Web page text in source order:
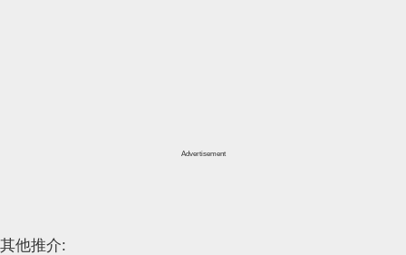
Advertisement
其他推介: